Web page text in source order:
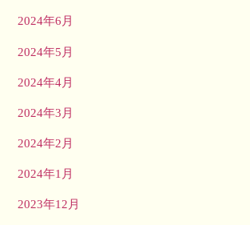
2024年6月
2024年5月
2024年4月
2024年3月
2024年2月
2024年1月
2023年12月